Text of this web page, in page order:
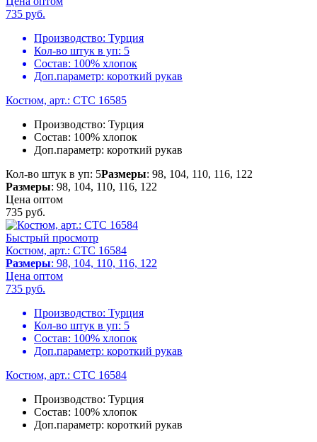
735 руб.
Производство: Турция
Кол-во штук в уп: 5
Состав: 100% хлопок
Доп.параметр: короткий рукав
Костюм, арт.: CTC 16585
Производство: Турция
Состав: 100% хлопок
Доп.параметр: короткий рукав
Кол-во штук в уп: 5Размеры: 98, 104, 110, 116, 122
Размеры: 98, 104, 110, 116, 122
Цена оптом
735 руб.
Быстрый просмотр
Костюм, арт.: CTC 16584
Размеры: 98, 104, 110, 116, 122
Цена оптом
735 руб.
Производство: Турция
Кол-во штук в уп: 5
Состав: 100% хлопок
Доп.параметр: короткий рукав
Костюм, арт.: CTC 16584
Производство: Турция
Состав: 100% хлопок
Доп.параметр: короткий рукав